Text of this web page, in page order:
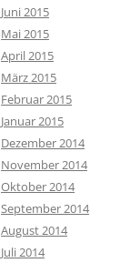
Juni 2015
Mai 2015
April 2015
März 2015
Februar 2015
Januar 2015
Dezember 2014
November 2014
Oktober 2014
September 2014
August 2014
Juli 2014